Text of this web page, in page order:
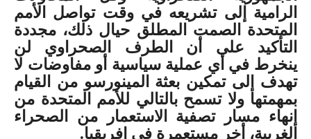
الرامية إلى تشريعه في وقت تواصل الأمم
المتحدة الصمت المطلق حيال ذلك، مجددة
التأكيد على أن الطرف الصحراوي لن
ينخرط في أي عملية سياسية أو مفاوضات لا
تهدف إلى تمكين بعثة المينورسو من القيام
بمهمتها ولا تسمح بالتالي للأمم المتحدة من
إنهاء مسار تصفية الاستعمار من الصحراء
الغربية، أخر مستعمرة في إفريقيا.